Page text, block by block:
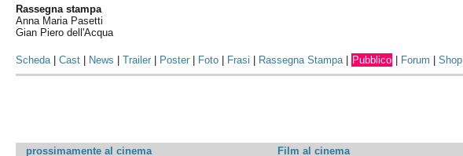
Rassegna stampa
Anna Maria Pasetti
Gian Piero dell'Acqua
Scheda|Cast News |Trailer Poster Foto Frasi Rassegna Stampa| Pubblico Forum |Shop
prossimamente al cinema Film al cinema